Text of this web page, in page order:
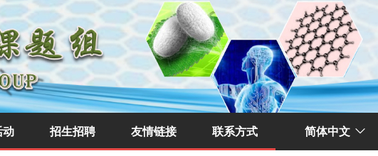
动 招生招聘 友情链接 联系方式 ꀅ
简体中文